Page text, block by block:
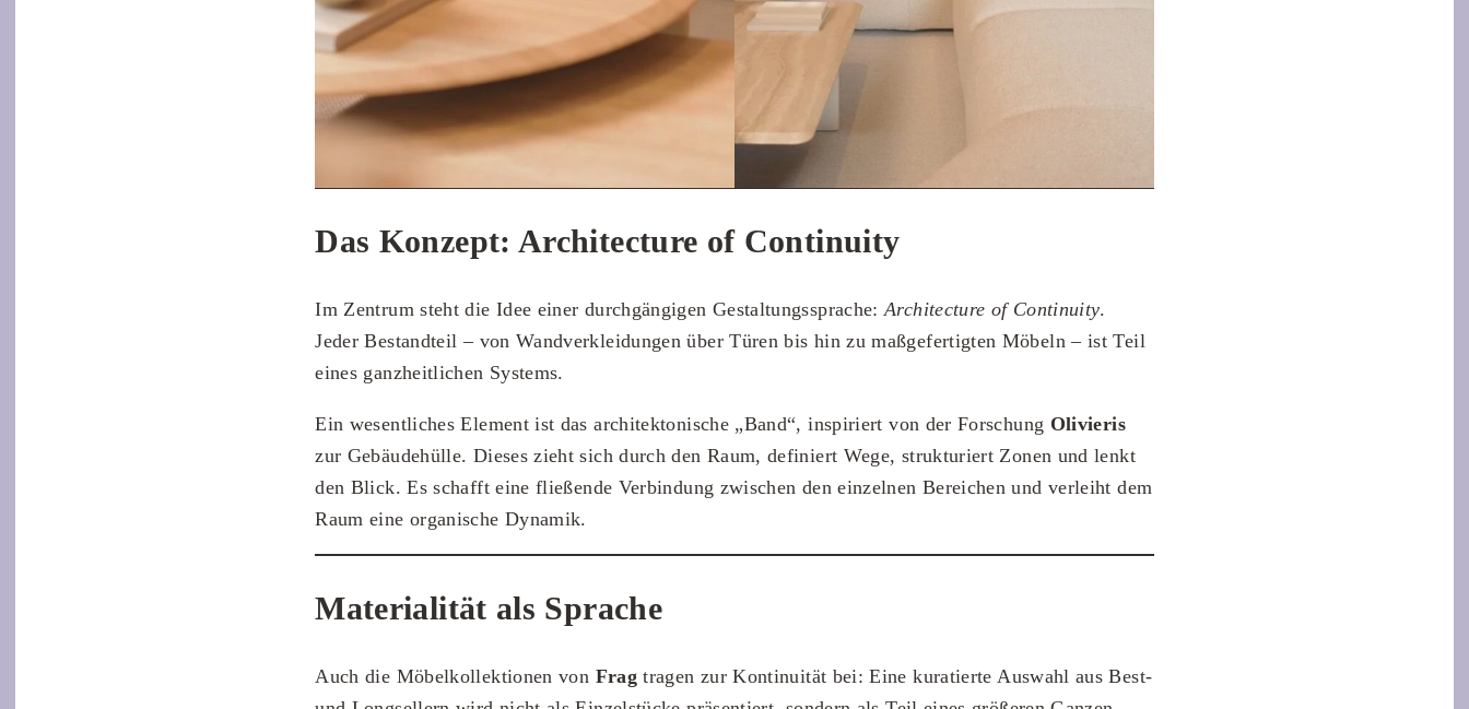
Das Konzept: Architecture of Continuity
Im Zentrum steht die Idee einer durchgängigen Gestaltungssprache:Architecture of Continuity.
Jeder Bestandteil – von Wandverkleidungen über Türen bis hin zu maßgefertigten Möbeln – ist Teil
eines ganzheitlichen Systems.
Ein wesentliches Element ist das architektonische „Band“, inspiriert von der Forschung Olivieris
zur Gebäudehülle. Dieses zieht sich durch den Raum, definiert Wege, strukturiert Zonen und lenkt
den Blick. Es schafft eine fließende Verbindung zwischen den einzelnen Bereichen und verleiht dem
Raum eine organische Dynamik.
Materialität als Sprache
Auch die Möbelkollektionen von Fragtragen zur Kontinuität bei: Eine kuratierte Auswahl aus Best-